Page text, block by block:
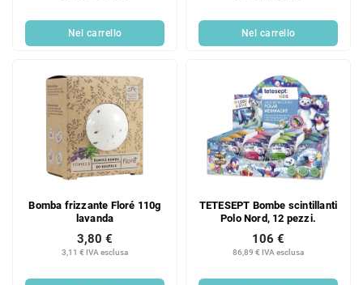
Nel carrello Nel carrello
Bomba frizzante Floré 110g
lavanda
3,11 € IVA esclusa
3,80 €
TETESEPT Bombe scintillanti
Polo Nord, 12 pezzi.
86,89 € IVA esclusa
106 €